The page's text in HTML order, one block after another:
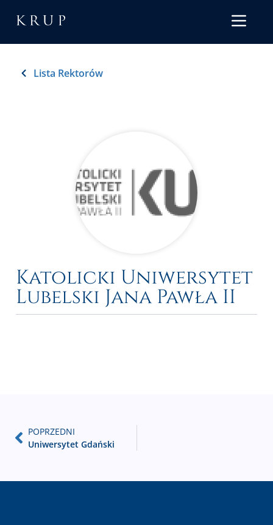
Lista Rektorów
Katolicki Uniwersytet
Lubelski Jana Pawła II
POPRZEDNI
Uniwersytet Gdański